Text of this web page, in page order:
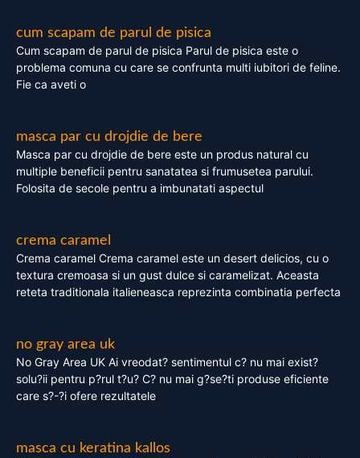
cum scapam de parul de pisica
Cum scapam de parul de pisica Parul de pisica este o
problema comuna cu care se confrunta multi iubitori de feline.
Fie ca aveti o
masca par cu drojdie de bere
Masca par cu drojdie de bere este un produs natural cu
multiple beneficii pentru sanatatea si frumusetea parului.
Folosita de secole pentru a imbunatati aspectul
crema caramel
Crema caramel Crema caramel este un desert delicios, cu o
textura cremoasa si un gust dulce si caramelizat. Aceasta
reteta traditionala italieneasca reprezinta combinatia perfecta
no gray area uk
No Gray Area UK Ai vreodat? sentimentul c? nu mai exist?
solu?ii pentru p?rul t?u? C? nu mai g?se?ti produse eficiente
care s?-?i ofere rezultatele
masca cu keratina kallos